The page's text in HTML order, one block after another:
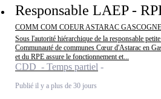
Responsable LAEP -
COMM COM COEUR ASTARAC
Sous l'autorité hiérarchique de la responsable
Communauté de communes Cœur d'Astarac en
et du RPE assure le fonctionnement et...
CDD - Temps partiel
Publié il y a plus de 30 jours